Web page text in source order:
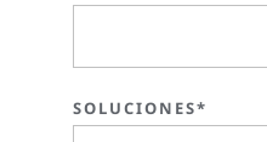
SOLUCIONES*